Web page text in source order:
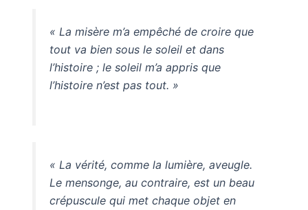
« La misère m’a empêché de croire que
tout va bien sous le soleil et dans
l’histoire ; le soleil m’a appris que
l’histoire n’est pas tout. »
« La vérité, comme la lumière, aveugle.
Le mensonge, au contraire, est un beau
crépuscule qui met chaque objet en